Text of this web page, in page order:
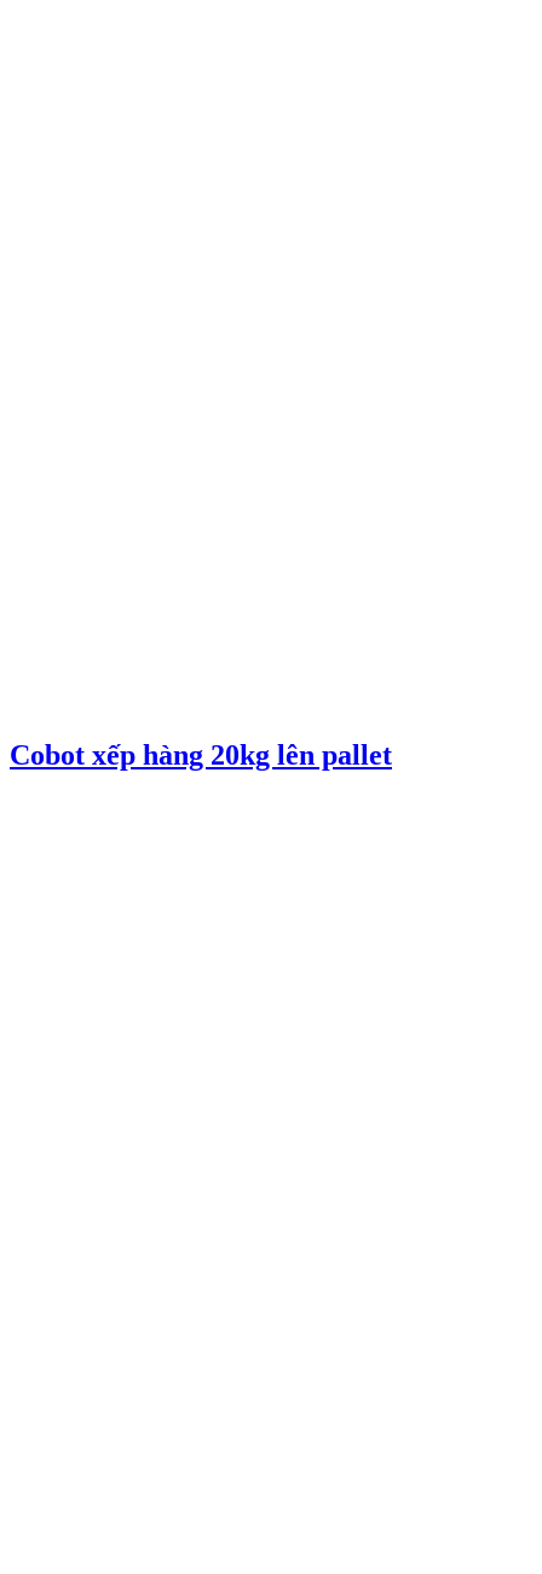
Cobot xếp hàng 20kg lên pallet